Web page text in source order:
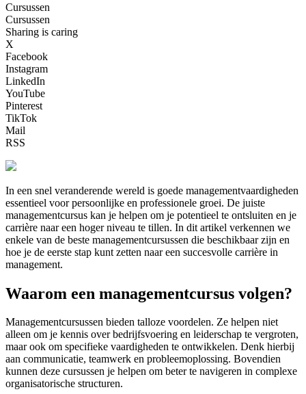
Cursussen
Cursussen
Sharing is caring
X
Facebook
Instagram
LinkedIn
YouTube
Pinterest
TikTok
Mail
RSS
In een snel veranderende wereld is goede managementvaardigheden
essentieel voor persoonlijke en professionele groei. De juiste
managementcursus kan je helpen om je potentieel te ontsluiten en je
carrière naar een hoger niveau te tillen. In dit artikel verkennen we
enkele van de beste managementcursussen die beschikbaar zijn en
hoe je de eerste stap kunt zetten naar een succesvolle carrière in
management.
Waarom een managementcursus volgen?
Managementcursussen bieden talloze voordelen. Ze helpen niet
alleen om je kennis over bedrijfsvoering en leiderschap te vergroten,
maar ook om specifieke vaardigheden te ontwikkelen. Denk hierbij
aan communicatie, teamwerk en probleemoplossing. Bovendien
kunnen deze cursussen je helpen om beter te navigeren in complexe
organisatorische structuren.